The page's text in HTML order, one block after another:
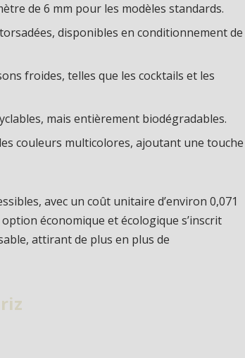
de 6 mm pour les modèles standards.
disponibles en conditionnement de
froides, telles que les cocktails et les
mais entièrement biodégradables.
couleurs multicolores, ajoutant une touche
avec un coût unitaire d’environ 0,071
économique et écologique s’inscrit
attirant de plus en plus de